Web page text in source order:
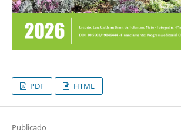
PDF HTML
Publicado